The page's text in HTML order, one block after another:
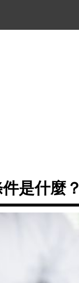
是什麼？